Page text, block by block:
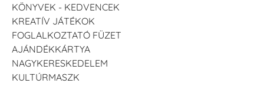
KÖNYVEK - KEDVENCEK
KREATÍV JÁTÉKOK
FOGLALKOZTATÓ FÜZET
AJÁNDÉKKÁRTYA
NAGYKERESKEDELEM
KULTÚRMASZK